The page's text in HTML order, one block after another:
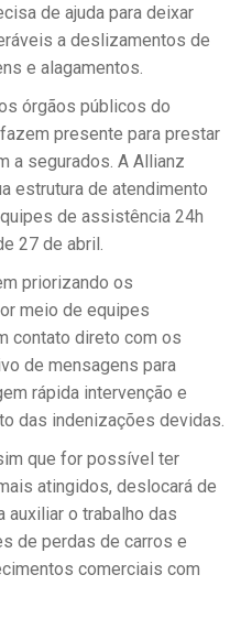
de ajuda para deixar
a deslizamentos de
e alagamentos.
órgãos públicos do
presente para prestar
a segurados. A Allianz
estrutura de atendimento
de assistência 24h
27 de abril.
priorizando os
meio de equipes
contato direto com os
de mensagens para
rápida intervenção e
das indenizações devidas.
que for possível ter
atingidos, deslocará de
auxiliar o trabalho das
de perdas de carros e
comerciais com